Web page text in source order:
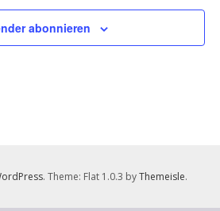
abonnieren
. Theme: Flat 1.0.3 byThemeisle.